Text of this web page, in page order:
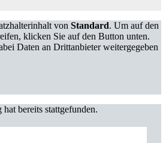
von Standard. Um auf den
klicken Sie auf den Button unten.
Daten an Drittanbieter weitergegeben
hat bereits stattgefunden.